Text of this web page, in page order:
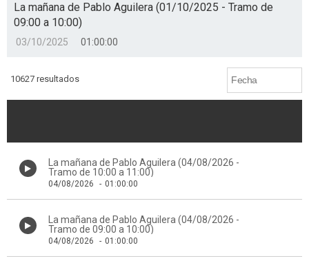
La mañana de Pablo Aguilera (01/10/2025 - Tramo de
09:00 a 10:00)
03/10/2025 01:00:00
10627 resultados
La mañana de Pablo Aguilera (04/08/2026 -
Tramo de 10:00 a 11:00)
04/08/2026 - 01:00:00
La mañana de Pablo Aguilera (04/08/2026 -
Tramo de 09:00 a 10:00)
04/08/2026 - 01:00:00